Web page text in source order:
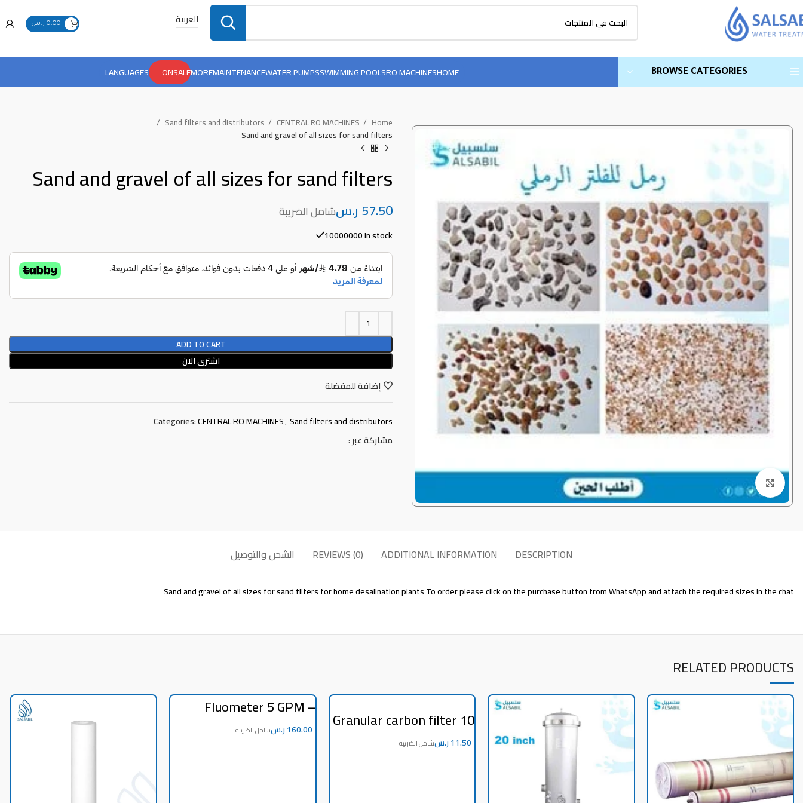
العربية 0.00 ر.س
BROWSE CATEGORIES
HOME
RO MACHINES
SWIMMING POOLS
WATER PUMPS
MAINTENANCE
MORE
ONSALE
LANGUAGES
Click to enlarge
Home
CENTRAL RO MACHINES
Sand filters and distributors
Sand and gravel of all sizes for sand filters
Sand and gravel of all sizes for sand filters
ر.س
10000000 in stock
ADD TO CART
اشترى الان
إضافة للمفضلة
Categories:CENTRAL RO MACHINES,Sand filters and distributors
مشاركة عبر :
DESCRIPTION
ADDITIONAL INFORMATION
REVIEWS (0) الشحن والتوصيل
Sand and gravel of all sizes for sand filters for home desalination plants To order please click on the purchase button from WhatsApp and attach the required sizes in the chat
RELATED PRODUCTS
Granular carbon filter 10
inch for the second stage
of the home desalination
machine and filter
ر.س
Fluometer 5 GPM –
Panel (Z-3002)
ر.س